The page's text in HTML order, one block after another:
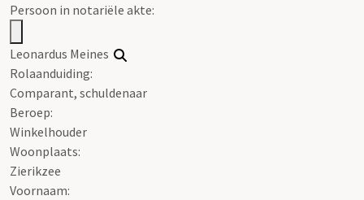
Persoon in notariële akte:
Leonardus Meines
Rolaanduiding:
Comparant, schuldenaar
Beroep:
Winkelhouder
Woonplaats:
Zierikzee
Voornaam: